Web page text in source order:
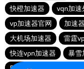
快橙加速器
vqn加速
vp加速器官网
加速
大机场加速器
雷霆
快连vρn加速器
暴雪